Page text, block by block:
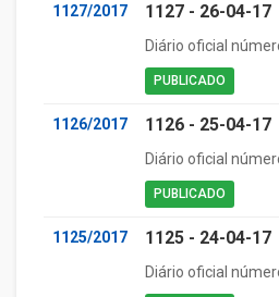
1127/2017 1127 - 26-04-17
Diário oficial
PUBLICADO
1126/2017 1126 - 25-04-17
Diário oficial
PUBLICADO
1125/2017 1125 - 24-04-17
Diário oficial